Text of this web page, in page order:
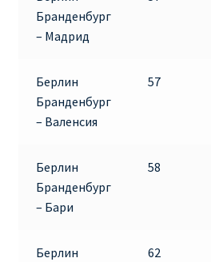
Бранденбург
– Мадрид
Берлин
Бранденбург
– Валенсия
57
Берлин
Бранденбург
– Бари
58
Берлин
62